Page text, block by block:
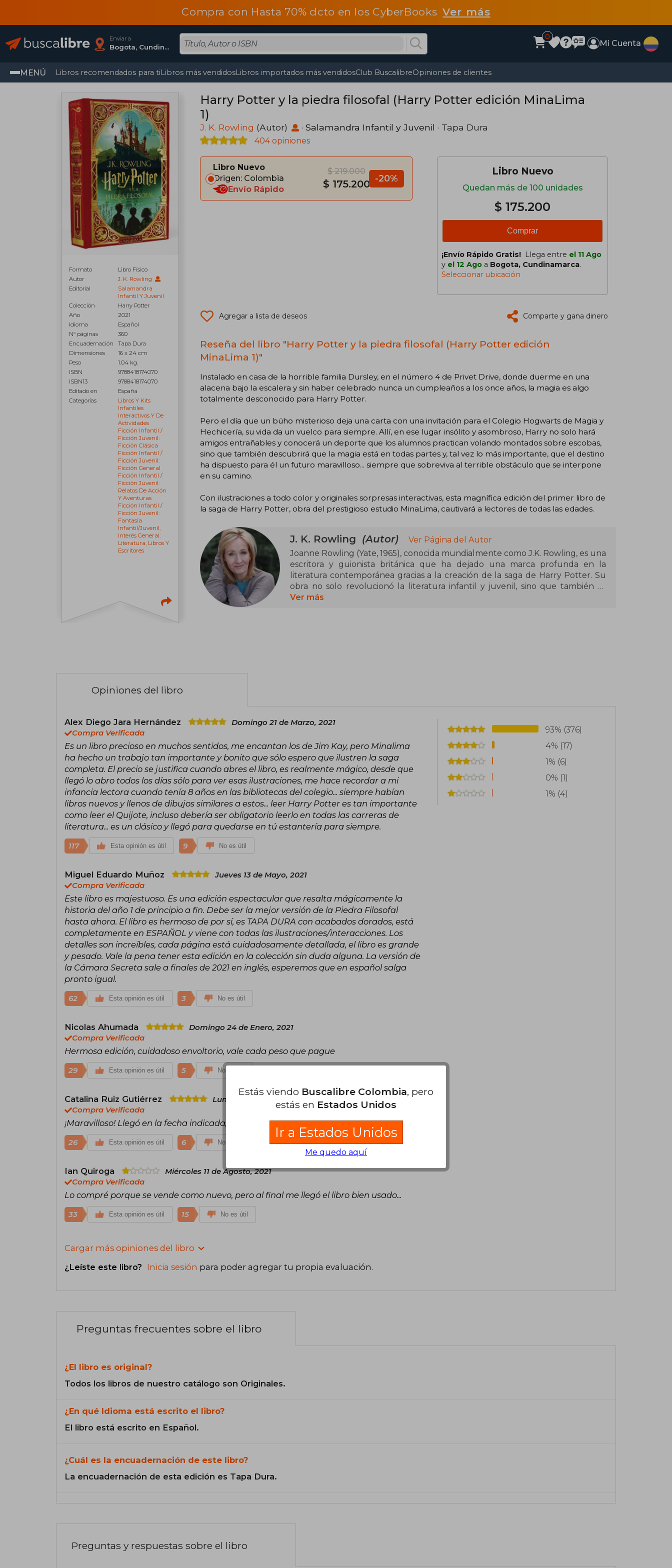
Compra con Hasta 70% dcto en los CyberBooksVer más
Enviar a
Bogota, Cundinamarca
0
Mi Cuenta
MENÚ Libros recomendados para tiLibros más vendidosLibros importados más vendidosClub BuscalibreOpiniones de clientes
Formato
Libro Físico
Autor
J. K. Rowling
Editorial
Salamandra
Infantil Y Juvenil
Colección
Harry Potter
Año
2021
Idioma
Español
N° páginas
360
Encuadernación
Tapa Dura
Dimensiones
16 x 24 cm
Peso
1.04 kg.
ISBN
9788418174070
ISBN13
9788418174070
Editado en
España
Categorías
Libros Y Kits
Infantiles
Interactivos Y De
Actividades
Ficción Infantil /
Ficción Juvenil:
Ficción Clásica
Ficción Infantil /
Ficción Juvenil:
Ficción General
Ficción Infantil /
Ficción Juvenil:
Relatos De Acción
Y Aventuras
Ficción Infantil /
Ficción Juvenil:
Fantasía
Infantil/juvenil,
Interés General:
Literatura, Libros Y
Escritores
Harry Potter y la piedra filosofal (Harry Potter edición MinaLima
1)
J. K. Rowling (Autor) · Salamandra Infantil y Juvenil · Tapa Dura
404 opiniones
Libro Nuevo
Origen: Colombia
Envío Rápido
$ 219.000
$ 175.200 -20%
Libro Nuevo
Quedan más de 100 unidades
$ 175.200
Comprar
¡Envío Rápido Gratis! Llega entre el 11 Ago
y el 12 Ago a Bogota, Cundinamarca.
Seleccionar ubicación
Agregar a lista de deseos Comparte y gana dinero
Reseña del libro "Harry Potter y la piedra filosofal (Harry Potter edición
MinaLima 1)"
Instalado en casa de la horrible familia Dursley, en el número 4 de Privet Drive, donde duerme en una
alacena bajo la escalera y sin haber celebrado nunca un cumpleaños a los once años, la magia es algo
totalmente desconocido para Harry Potter.
Pero el día que un búho misterioso deja una carta con una invitación para el Colegio Hogwarts de Magia y
Hechicería, su vida da un vuelco para siempre. Allí, en ese lugar insólito y asombroso, Harry no solo hará
amigos entrañables y conocerá un deporte que los alumnos practican volando montados sobre escobas,
sino que también descubrirá que la magia está en todas partes y, tal vez lo más importante, que el destino
ha dispuesto para él un futuro maravilloso... siempre que sobreviva al terrible obstáculo que se interpone
en su camino.
Con ilustraciones a todo color y originales sorpresas interactivas, esta magnífica edición del primer libro de
la saga de Harry Potter, obra del prestigioso estudio MinaLima, cautivará a lectores de todas las edades.
J. K. Rowling (Autor)
Ver Página del Autor
Joanne Rowling (Yate, 1965), conocida mundialmente como J.K. Rowling, es una
escritora y guionista británica que ha dejado una marca profunda en la
literatura contemporánea gracias a la creación de la saga de Harry Potter. Su
obra no solo revolucionó la literatura infantil y juvenil, sino que también se
convirtió en un fenómeno cultural global. Antes de alcanzar el éxito, Rowling
En 2020, J.K. Rowling volvió a escribir para niños con el cuento de hadas El
ickabog, que primero publicó de forma gratuita en línea durante el
confinamiento; más tarde donó todos los derechos de autor del libro para
ayudar a los grupos vulnerables más afectados por la pandemia de Covid-19.
J.K. Rowling confiesa que siempre quiso ser escritora. Vive en Escocia con su
familia.
Ver más
Opiniones del libro
Alex Diego Jara Hernández
Domingo 21 de Marzo, 2021
Compra Verificada
Es un libro precioso en muchos sentidos, me encantan los de Jim Kay, pero Minalima
ha hecho un trabajo tan importante y bonito que sólo espero que ilustren la saga
completa. El precio se justifica cuando abres el libro, es realmente mágico, desde que
llegó lo abro todos los días sólo para ver esas ilustraciones, me hace recordar a mi
infancia lectora cuando tenía 8 años en las bibliotecas del colegio... siempre habían
libros nuevos y llenos de dibujos similares a estos... leer Harry Potter es tan importante
como leer el Quijote, incluso debería ser obligatorio leerlo en todas las carreras de
literatura... es un clásico y llegó para quedarse en tú estantería para siempre.
117 Esta opinión es útil 9 No es útil
Miguel Eduardo Muñoz
Jueves 13 de Mayo, 2021
Compra Verificada
Este libro es majestuoso. Es una edición espectacular que resalta mágicamente la
historia del año 1 de principio a fin. Debe ser la mejor versión de la Piedra Filosofal
hasta ahora. El libro es hermoso de por sí, es TAPA DURA con acabados dorados, está
completamente en ESPAÑOL y viene con todas las ilustraciones/interacciones. Los
detalles son increíbles, cada página está cuidadosamente detallada, el libro es grande
y pesado. Vale la pena tener esta edición en la colección sin duda alguna. La versión de
la Cámara Secreta sale a finales de 2021 en inglés, esperemos que en español salga
pronto igual.
62 Esta opinión es útil 3 No es útil
Nicolas Ahumada
Domingo 24 de Enero, 2021
Compra Verificada
Hermosa edición, cuidadoso envoltorio, vale cada peso que pague
29 Esta opinión es útil 5 No es útil
Catalina Ruiz Gutiérrez
Lunes 22 de Marzo, 2021
Compra Verificada
¡Maravilloso! Llegó en la fecha indicada, una hermosa pieza de colección literaria
26 Esta opinión es útil 6 No es útil
Ian Quiroga
Miércoles 11 de Agosto, 2021
Compra Verificada
Lo compré porque se vende como nuevo, pero al final me llegó el libro bien usado...
33 Esta opinión es útil 15 No es útil
Cargar más opiniones del libro
¿Leíste este libro? Inicia sesión para poder agregar tu propia evaluación.
93% (376)
4% (17)
1% (6)
0% (1)
1% (4)
Preguntas frecuentes sobre el libro
¿El libro es original?
Todos los libros de nuestro catálogo son Originales.
¿En qué Idioma está escrito el libro?
El libro está escrito en Español.
¿Cuál es la encuadernación de este libro?
La encuadernación de esta edición es Tapa Dura.
Preguntas y respuestas sobre el libro
Estás viendo Buscalibre Colombia, pero
estás en Estados Unidos
Ir a Estados Unidos
Me quedo aquí